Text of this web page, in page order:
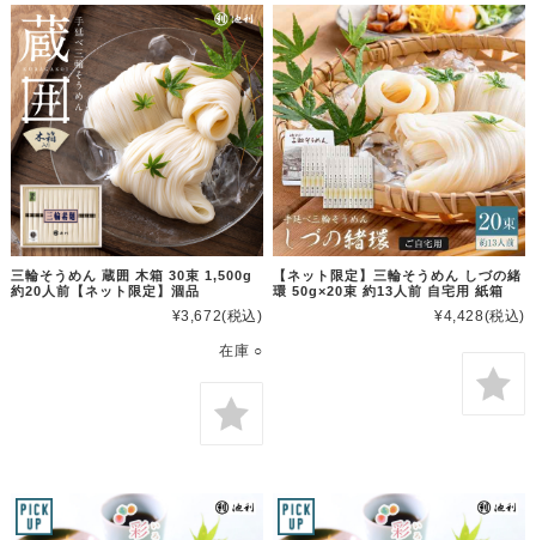
三輪そうめん 蔵囲 木箱 30束 1,500g
約20人前【ネット限定】涸品
¥3,672(税込)
在庫 ○
【ネット限定】三輪そうめん しづの緒
環 50g×20束 約13人前 自宅用 紙箱
¥4,428(税込)